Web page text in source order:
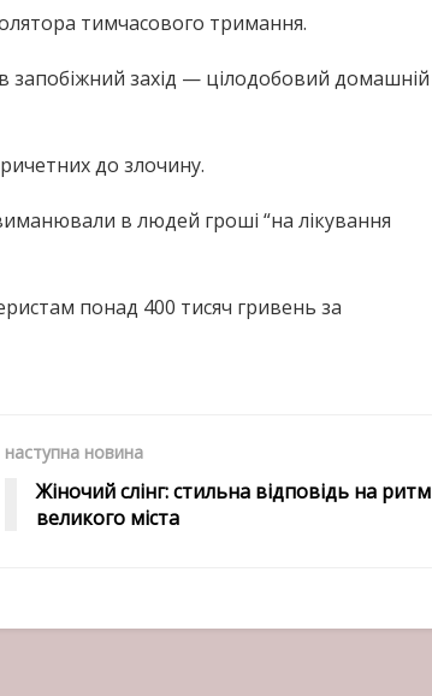
тимчасового тримання.
запобіжний захід — цілодобовий домашній
до злочину.
в людей гроші “на лікування
понад 400 тисяч гривень за
наступна новина
Жіночий слінг: стильна відповідь на ритм
великого міста